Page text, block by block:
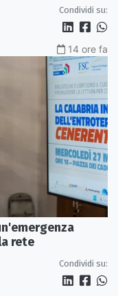
Condividi su:
14 ore fa
rete
Condividi su: